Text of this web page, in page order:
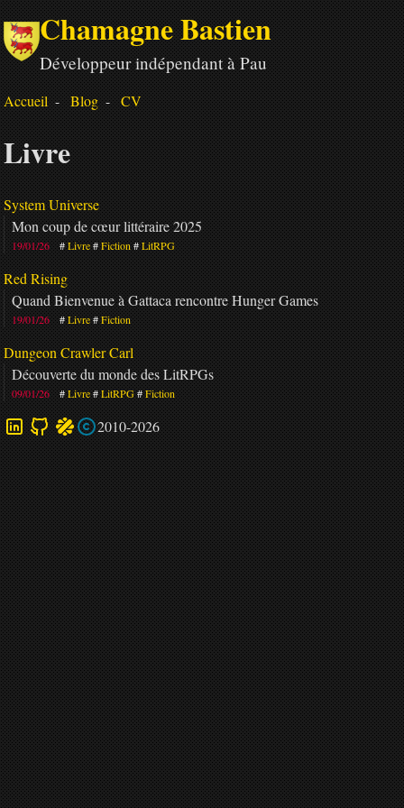
Chamagne Bastien
Développeur indépendant à Pau
Accueil Blog CV
Livre
System Universe
Mon coup de cœur littéraire 2025
19/01/26 Livre Fiction LitRPG
Red Rising
Quand Bienvenue à Gattaca rencontre Hunger Games
19/01/26 Livre Fiction
Dungeon Crawler Carl
Découverte du monde des LitRPGs
09/01/26 Livre LitRPG Fiction
2010-2026